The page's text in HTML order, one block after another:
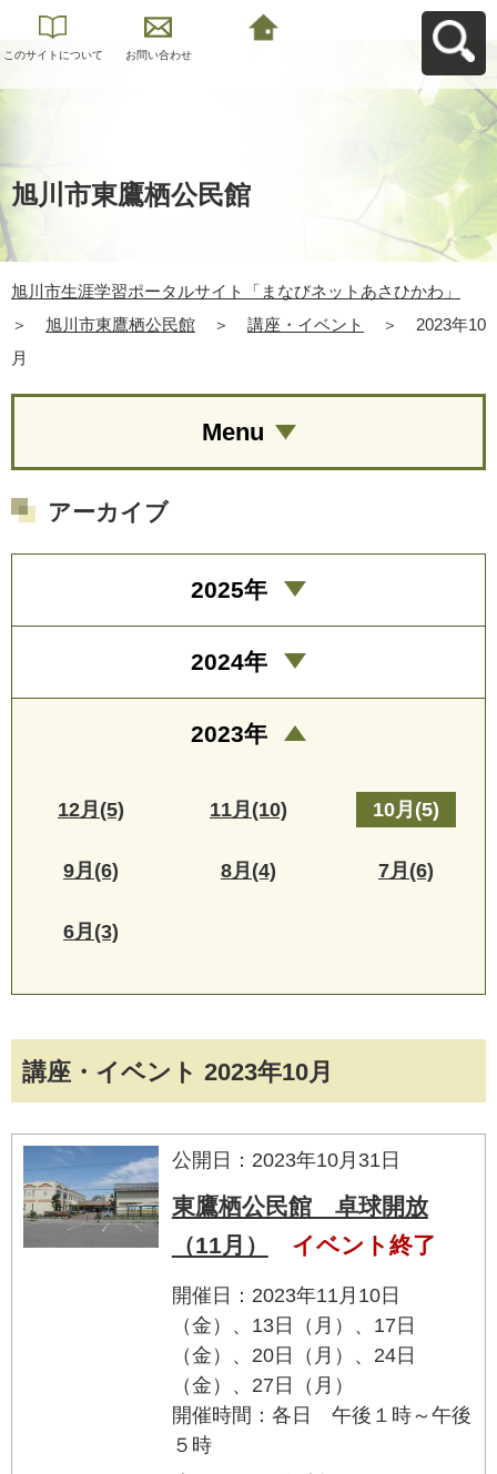
このサイトについて お問い合わせ
旭川市東鷹栖公民館
旭川市生涯学習ポータルサイト「まなびネットあさひかわ」
＞
旭川市東鷹栖公民館 ＞ 講座・イベント ＞
2023年10
月
講座・イベント 2023年10月
公開日：2023年10月31日
東鷹栖公民館 卓球開放
（11月）
イベント終了
開催日：2023年11月10日
（金）、13日（月）、17日
（金）、20日（月）、24日
（金）、27日（月）
開催時間：各日 午後１時～午後
５時
Menu
アーカイブ
2025年
2024年
2023年
12月(5) 11月(10) 10月(5)
9月(6) 8月(4) 7月(6)
6月(3)